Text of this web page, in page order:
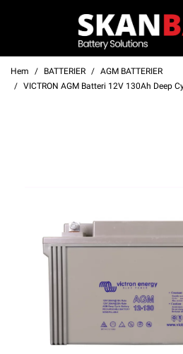
Hem BATTERIER
AGM BATTERIER
VICTRON AGM Batteri 12V 130Ah Deep